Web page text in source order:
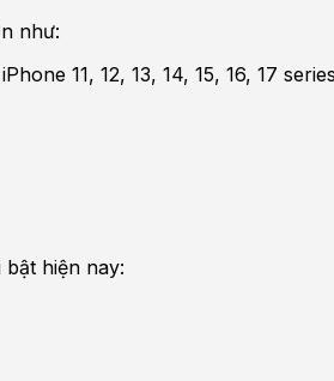
như:
11, 12, 13, 14, 15, 16, 17 series
hiện nay: